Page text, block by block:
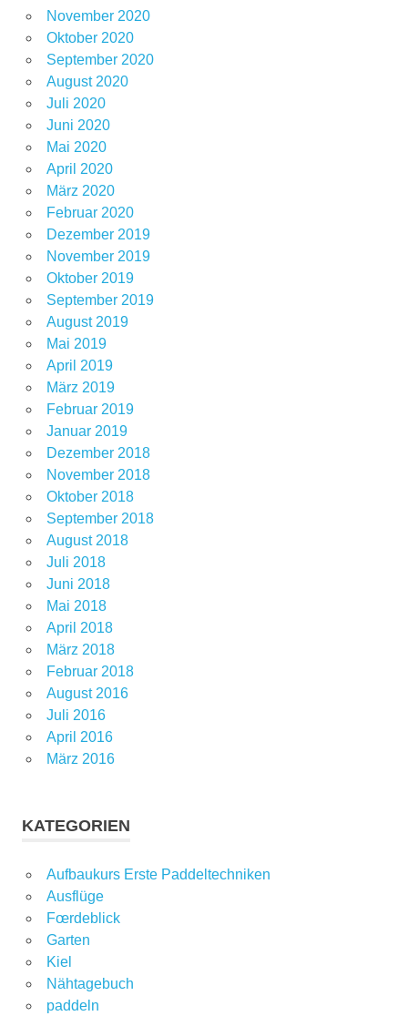
November 2020
Oktober 2020
September 2020
August 2020
Juli 2020
Juni 2020
Mai 2020
April 2020
März 2020
Februar 2020
Dezember 2019
November 2019
Oktober 2019
September 2019
August 2019
Mai 2019
April 2019
März 2019
Februar 2019
Januar 2019
Dezember 2018
November 2018
Oktober 2018
September 2018
August 2018
Juli 2018
Juni 2018
Mai 2018
April 2018
März 2018
Februar 2018
August 2016
Juli 2016
April 2016
März 2016
KATEGORIEN
Aufbaukurs Erste Paddeltechniken
Ausflüge
Fœrdeblick
Garten
Kiel
Nähtagebuch
paddeln